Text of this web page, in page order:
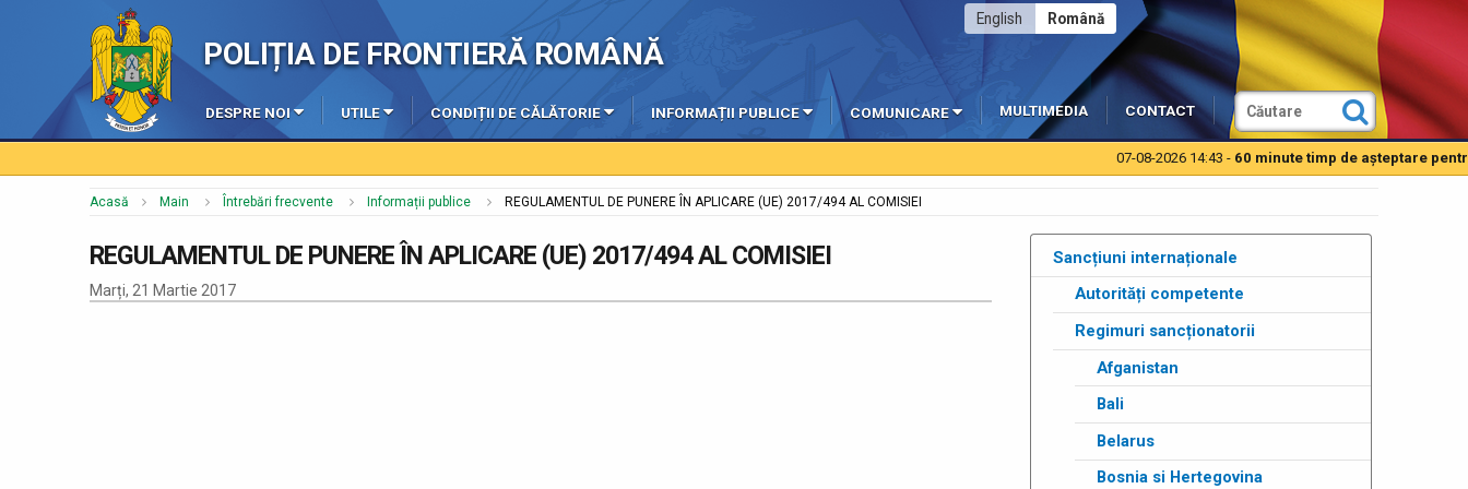
POLIȚIA DE FRONTIERĂ ROMÂNĂ
Română
English
DESPRE NOI UTILE CONDIȚII DE CĂLĂTORIE INFORMAȚII PUBLICE COMUNICARE MULTIMEDIA CONTACT
07-08-2026 14:43 -60 minute timp de aşteptare pentru
Acasă Main Întrebări frecvente Informații publice REGULAMENTUL DE PUNERE ÎN APLICARE (UE) 2017/494 AL COMISIEI
REGULAMENTUL DE PUNERE ÎN APLICARE (UE) 2017/494 AL COMISIEI
Marți, 21 Martie 2017
Sancțiuni internaționale
Autorități competente
Regimuri sancționatorii
Afganistan
Bali
Belarus
Bosnia si Hertegovina